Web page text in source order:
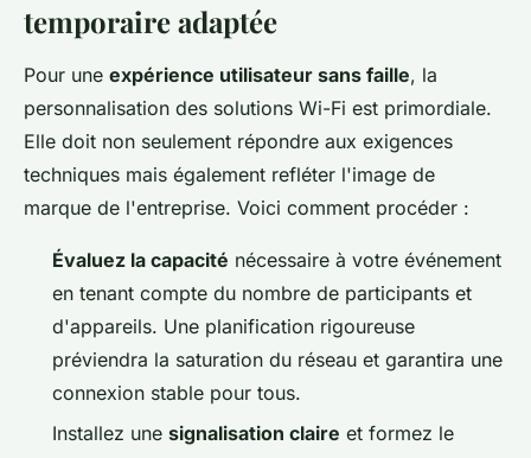
temporaire adaptée
Pour une expérience utilisateur sans faille, la
personnalisation des solutions Wi-Fi est primordiale.
Elle doit non seulement répondre aux exigences
techniques mais également refléter l'image de
marque de l'entreprise. Voici comment procéder :
Évaluez la capacité nécessaire à votre événement
en tenant compte du nombre de participants et
d'appareils. Une planification rigoureuse
préviendra la saturation du réseau et garantira une
connexion stable pour tous.
Installez une signalisation claire et formez le